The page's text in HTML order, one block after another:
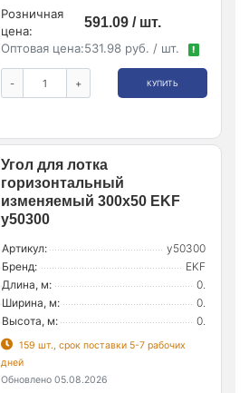
Розничная
цена:
591.09 / шт.
Оптовая цена:531.98 руб. / шт. !
- + КУПИТЬ
Угол для лотка
горизонтальный
изменяемый 300х50 EKF
y50300
Артикул:
y50300
Бренд:
EKF
Длина, м:
0.
Ширина, м:
0.
Высота, м:
0.
159 шт., срок поставки 5-7 рабочих
дней
Обновлено 05.08.2026